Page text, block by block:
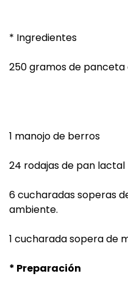
* Ingredientes
250 gramos de
1 manojo de berros
24 rodajas de pan lactal
6 cucharadas soperas
ambiente.
1 cucharada sopera de
* Preparación